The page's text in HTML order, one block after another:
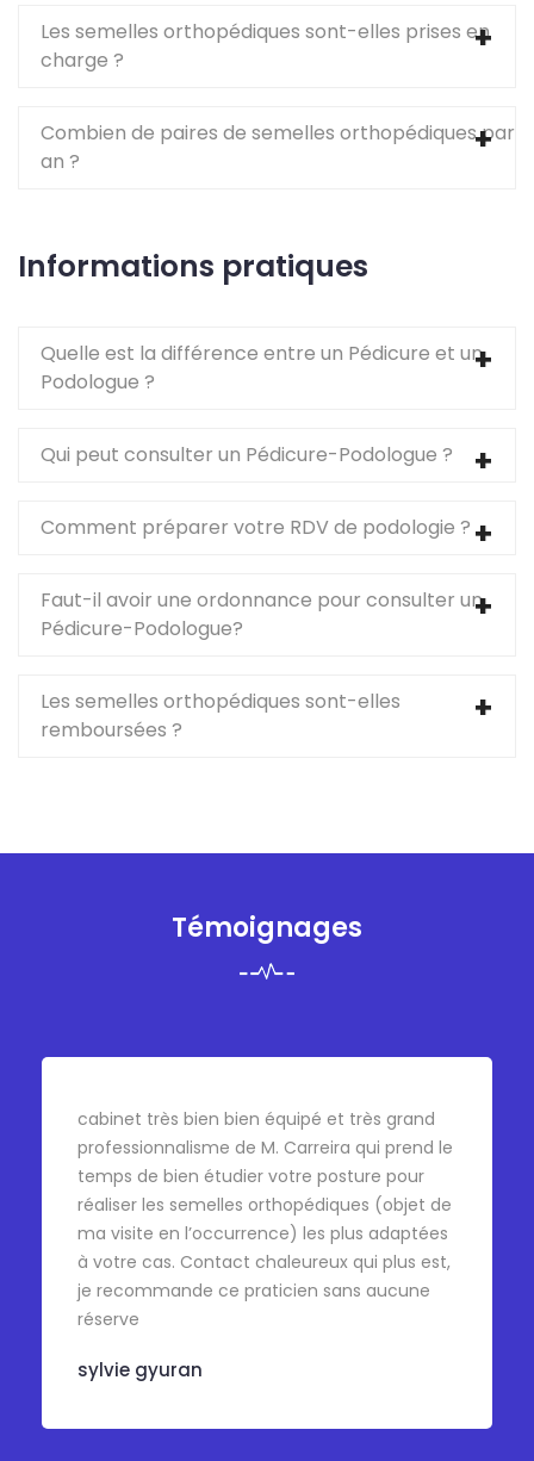
Les semelles orthopédiques sont-elles prises en
charge ?
Combien de paires de semelles orthopédiques par
an ?
Informations pratiques
Quelle est la différence entre un Pédicure et un
Podologue ?
Qui peut consulter un Pédicure-Podologue ?
Comment préparer votre RDV de podologie ?
Faut-il avoir une ordonnance pour consulter un
Pédicure-Podologue?
Les semelles orthopédiques sont-elles
remboursées ?
Témoignages
cabinet très bien bien équipé et très grand
professionnalisme de M. Carreira qui prend le
temps de bien étudier votre posture pour
réaliser les semelles orthopédiques (objet de
ma visite en l’occurrence) les plus adaptées
à votre cas. Contact chaleureux qui plus est,
je recommande ce praticien sans aucune
réserve
sylvie gyuran